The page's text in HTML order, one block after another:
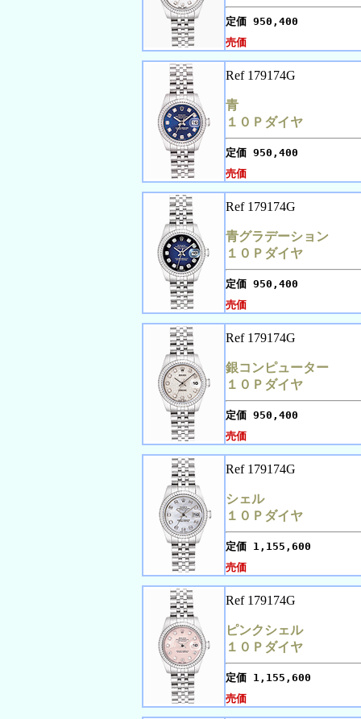
定価 950,400
売価
Ref 179174G
青
１０Ｐダイヤ
定価 950,400
売価
Ref 179174G
青グラデーション
１０Ｐダイヤ
定価 950,400
売価
Ref 179174G
銀コンピューター
１０Ｐダイヤ
定価 950,400
売価
Ref 179174G
シェル
１０Ｐダイヤ
定価 1,155,600
売価
Ref 179174G
ピンクシェル
１０Ｐダイヤ
定価 1,155,600
売価